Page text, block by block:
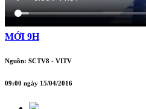
MỚI 9H
Nguồn: SCTV8 - VITV
09:00 ngày 15/04/2016